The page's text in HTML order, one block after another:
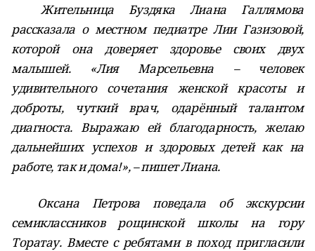
Жительница Буздяка Лиана Галлямова
рассказала о местном педиатре Лии Газизовой,
которой она доверяет здоровье своих двух
малышей. «Лия Марсельевна – человек
удивительного сочетания женской красоты и
доброты, чуткий врач, одарённый талантом
диагноста. Выражаю ей благодарность, желаю
дальнейших успехов и здоровых детей как на
работе, так и дома!», – пишет Лиана.
Оксана Петрова поведала об экскурсии
семиклассников рощинской школы на гору
Торатау. Вместе с ребятами в поход пригласили